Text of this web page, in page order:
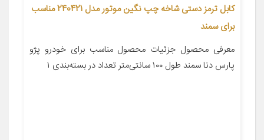
کابل ترمز دستی شاخه چپ نگین موتور مدل 240421 مناسب
برای سمند
معرفی محصول جزئیات محصول مناسب برای خودرو پژو
پارس دنا سمند طول ۱۰۰ سانتی‌متر تعداد در بسته‌بندی ۱